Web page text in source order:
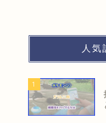
人気
1